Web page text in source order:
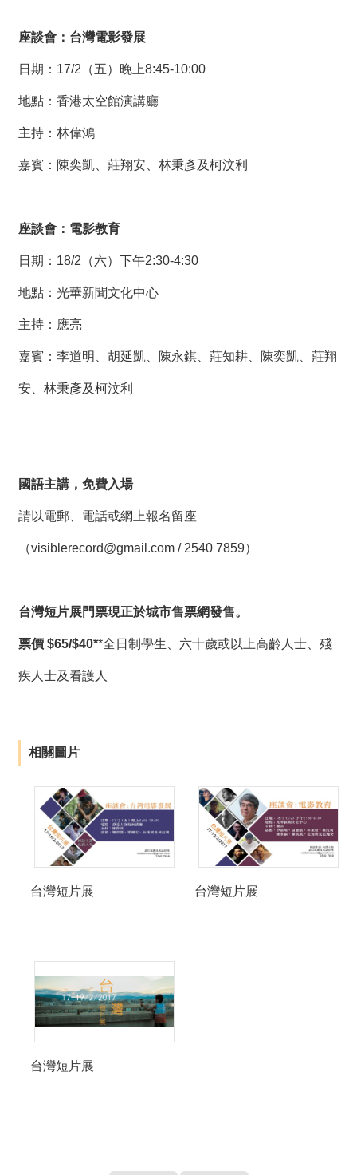
座談會：台灣電影發展
日期：17/2（五）晚上8:45-10:00
地點：香港太空館演講廳
主持：林偉鴻
嘉賓：陳奕凱、莊翔安、林秉彥及柯汶利
座談會：電影教育
日期：18/2（六）下午2:30-4:30
地點：光華新聞文化中心
主持：應亮
嘉賓：李道明、胡延凱、陳永錤、莊知耕、陳奕凱、莊翔
安、林秉彥及柯汶利
國語主講，免費入場
請以電郵、電話或網上報名留座
（visiblerecord@gmail.com / 2540 7859）
台灣短片展門票現正於城市售票網發售。
票價 $65/$40**全日制學生、六十歲或以上高齡人士、殘
疾人士及看護人
相關圖片
台灣短片展 台灣短片展
台灣短片展